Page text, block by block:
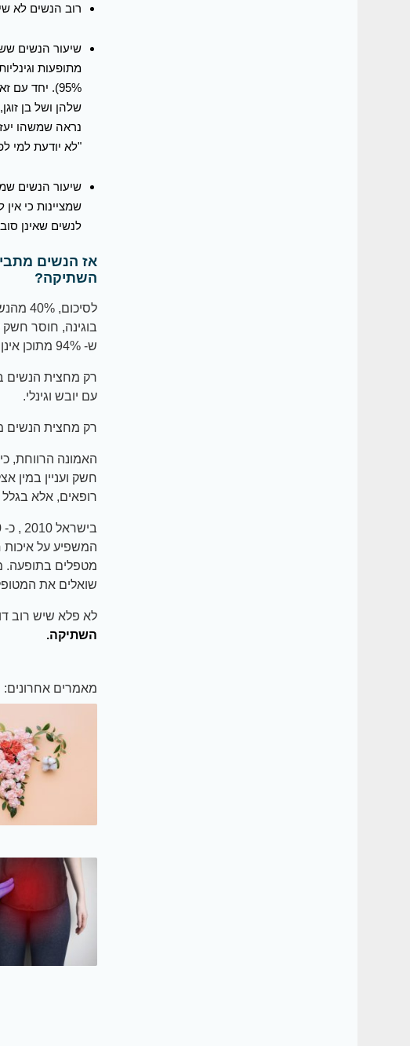
רוב הנשים לא שיתפו
95%). יחד
"לא יודעת למי
שיעור הנשים
שמציינות כי
לנשים שאינן
אז הנשים
השתיקה?
ש- 94% מתוכן אינן מקבלות טיפול!
רק מחצית הנשים
עם יובש וגינלי.
רק מחצית הנשים מכירות
האמונה הרווחת, כי
חשק ועניין במין
רופאים, אלא
מטפלים בתופעה.
שואלים את
לא פלא שיש רוב דומם של 206,000 נשים
השתיקה.
מאמרים אחרונים: